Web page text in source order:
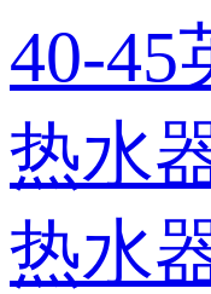
40-45
热水
热水